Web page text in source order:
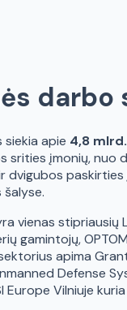
darbo
apie 4,8
įmonių, nuo
vienas stipriausių
gamintojų,
apima
Defense
Europe Vilniuje